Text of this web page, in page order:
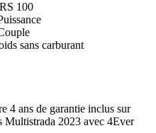
100
sans carburant
4 ans de garantie inclus sur
Multistrada 2023 avec 4Ever